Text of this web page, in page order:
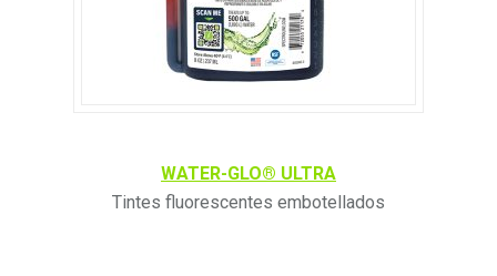
WATER-GLO® ULTRA
Tintes fluorescentes embotellados